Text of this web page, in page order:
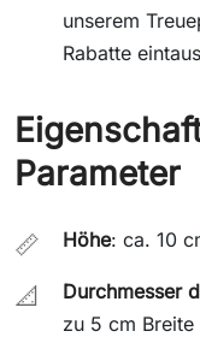
unserem
Rabatte
Parameter
📏 Höhe: ca. 10
📐 Durchmesser
zu 5 cm Breite